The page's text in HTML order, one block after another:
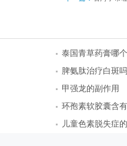
泰国青草药膏哪
脾氨肽治疗白斑吗
甲强龙的副作用
环孢素软胶囊含
儿童色素脱失症